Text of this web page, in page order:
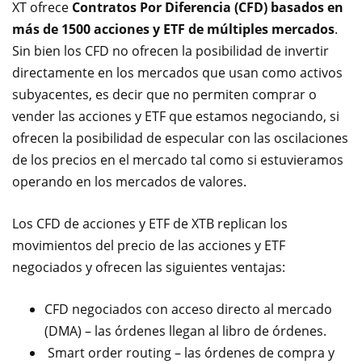
XT ofrece Contratos Por Diferencia (CFD) basados en
más de 1500 acciones y ETF de múltiples mercados.
Sin bien los CFD no ofrecen la posibilidad de invertir
directamente en los mercados que usan como activos
subyacentes, es decir que no permiten comprar o
vender las acciones y ETF que estamos negociando, si
ofrecen la posibilidad de especular con las oscilaciones
de los precios en el mercado tal como si estuvieramos
operando en los mercados de valores.
Los CFD de acciones y ETF de XTB replican los
movimientos del precio de las acciones y ETF
negociados y ofrecen las siguientes ventajas:
CFD negociados con acceso directo al mercado
(DMA) – las órdenes llegan al libro de órdenes.
Smart order routing – las órdenes de compra y